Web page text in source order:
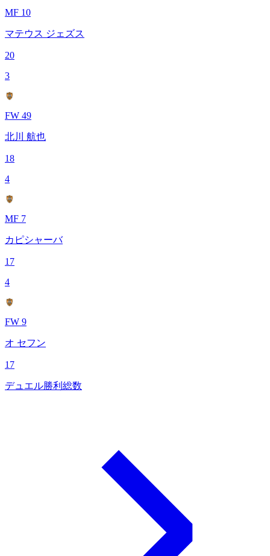
MF 10
マテウス ジェズス
20
3
FW 49
北川 航也
18
4
MF 7
カピシャーバ
17
4
FW 9
オ セフン
17
デュエル勝利総数